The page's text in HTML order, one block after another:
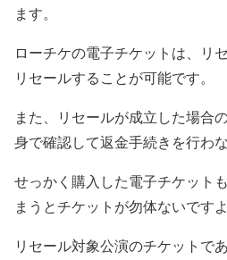
ます。
ローチケの電子チケットは、リ
リセールすることが可能です。
また、リセールが成立した場合
身で確認して返金手続きを行わ
せっかく購入した電子チケット
まうとチケットが勿体ないです
リセール対象公演のチケットで